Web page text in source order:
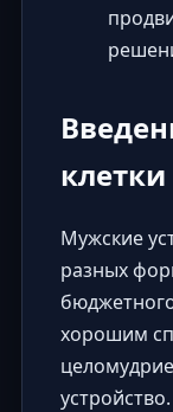
Мужские
разных
хорошим